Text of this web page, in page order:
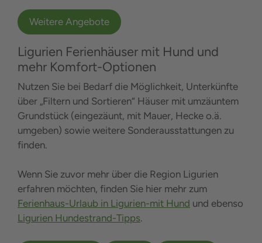
Weitere Angebote
Ligurien Ferienhäuser mit Hund und
mehr Komfort-Optionen
Nutzen Sie bei Bedarf die Möglichkeit, Unterkünfte
über „Filtern und Sortieren“ Häuser mit umzäuntem
Grundstück (eingezäunt, mit Mauer, Hecke o.ä.
umgeben) sowie weitere Sonderausstattungen zu
finden.
Wenn Sie zuvor mehr über die Region Ligurien
erfahren möchten, finden Sie hier mehr zum
Ferienhaus-Urlaub in Ligurien-mit Hund und ebenso
Ligurien Hundestrand-Tipps.